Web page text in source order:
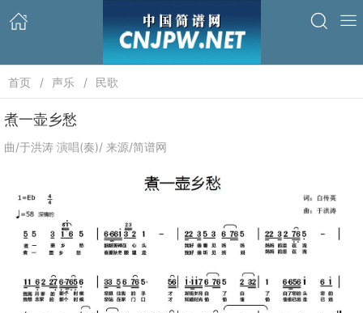
首页 声乐 民歌
煮一壶乡愁
曲/于洪涛 演唱(奏)/ 来源/简谱网